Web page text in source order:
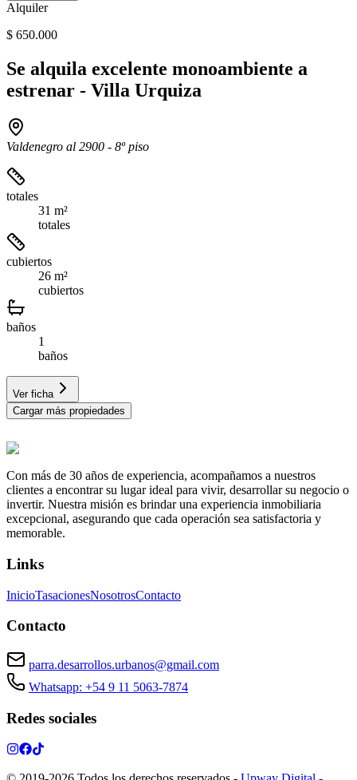
Alquiler
$ 650.000
Se alquila excelente monoambiente a
estrenar - Villa Urquiza
Valdenegro al 2900 - 8º piso
totales
31 m²
totales
cubiertos
26 m²
cubiertos
baños
1
baños
Ver ficha
Cargar más propiedades
Con más de 30 años de experiencia, acompañamos a nuestros
clientes a encontrar su lugar ideal para vivir, desarrollar su negocio o
invertir. Nuestra misión es brindar una experiencia inmobiliaria
excepcional, asegurando que cada operación sea satisfactoria y
memorable.
Links
InicioTasacionesNosotrosContacto
Contacto
parra.desarrollos.urbanos@gmail.com
Whatsapp: +54 9 11 5063-7874
Redes sociales